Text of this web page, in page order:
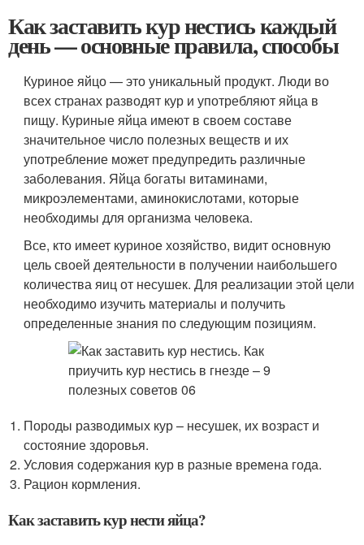
Как заставить кур нестись каждый
день — основные правила, способы
Куриное яйцо — это уникальный продукт. Люди во
всех странах разводят кур и употребляют яйца в
пищу. Куриные яйца имеют в своем составе
значительное число полезных веществ и их
употребление может предупредить различные
заболевания. Яйца богаты витаминами,
микроэлементами, аминокислотами, которые
необходимы для организма человека.
Все, кто имеет куриное хозяйство, видит основную
цель своей деятельности в получении наибольшего
количества яиц от несушек. Для реализации этой цели
необходимо изучить материалы и получить
определенные знания по следующим позициям.
Породы разводимых кур – несушек, их возраст и
состояние здоровья.
Условия содержания кур в разные времена года.
Рацион кормления.
Как заставить кур нести яйца?